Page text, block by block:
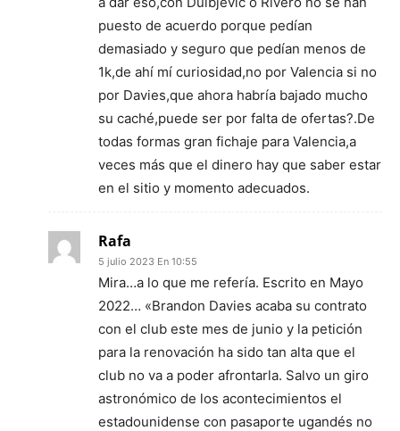
puesto de acuerdo porque pedían
demasiado y seguro que pedían menos de
1k,de ahí mí curiosidad,no por Valencia si no
por Davies,que ahora habría bajado mucho
su caché,puede ser por falta de ofertas?.De
todas formas gran fichaje para Valencia,a
veces más que el dinero hay que saber estar
en el sitio y momento adecuados.
Rafa
5 julio 2023 En 10:55
Mira…a lo que me refería. Escrito en Mayo
2022… «Brandon Davies acaba su contrato
con el club este mes de junio y la petición
para la renovación ha sido tan alta que el
club no va a poder afrontarla. Salvo un giro
astronómico de los acontecimientos el
estadounidense con pasaporte ugandés no